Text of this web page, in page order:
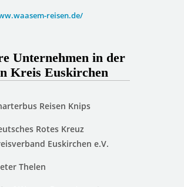
reisen.de/
Unternehmen in der
Kreis Euskirchen
Reisen Knips
Rotes Kreuz
Euskirchen e.V.
Thelen